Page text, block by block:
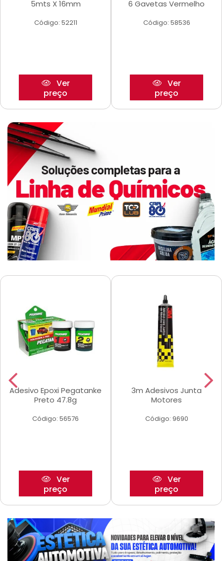
5mts X 16mm
Código: 52211
Ver
preço
6 Gavetas Vermelho
Código: 58536
Ver
preço
Adesivo Epoxi Pegatanke
Preto 47.8g
Código: 56576
Ver
preço
3m Adesivos Junta
Motores
Código: 9690
Ver
preço